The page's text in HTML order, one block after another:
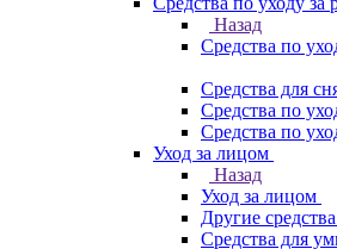
Назад
Средства по
Средства для
Средства по
Средства по
Уход за лицом
Назад
Уход за лицом
Другие
Средства для